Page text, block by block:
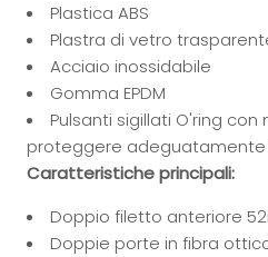
Plastica ABS
Plastra di vetro
Acciaio inossidabile
Gomma EPDM
Pulsanti sigillati O'ring
proteggere
Caratteristiche principali:
Doppio filetto anteriore
Doppie porte in fibra